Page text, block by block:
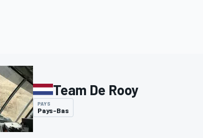
Team De Rooy
PAYS
Pays-Bas